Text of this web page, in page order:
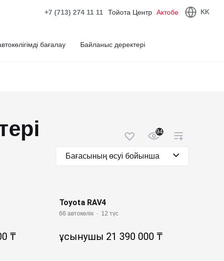
+7 (713) 274 11 11 Тойота Центр Актобе KK
бағалау Байланыс деректері
94
Бағасының өсуі бойынша
₸
Toyota RAV4
66 автокөлік · 12 түс
ұсынушы 21 390 000 ₸